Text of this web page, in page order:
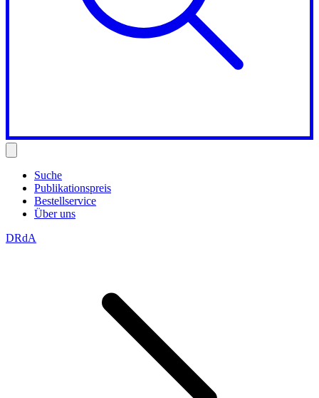
Suche
Publikationspreis
Bestellservice
Über uns
DRdA